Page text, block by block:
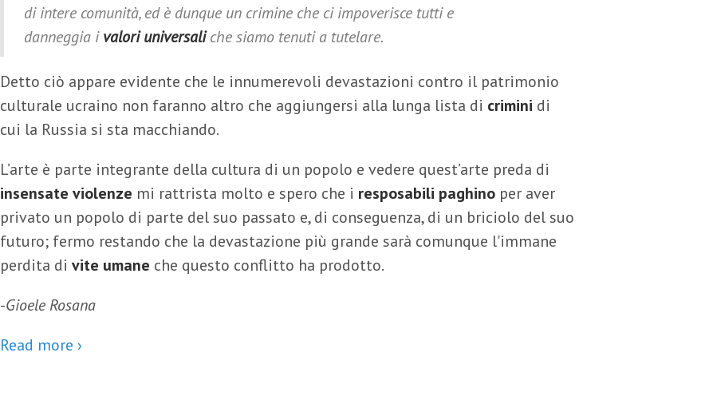
di intere comunità, ed è dunque un crimine che ci impoverisce tutti e
danneggia ivalori universaliche siamo tenuti a tutelare.
Detto ciò appare evidente che le innumerevoli devastazioni contro il patrimonio
culturale ucraino non faranno altro che aggiungersi alla lunga lista di crimini di
cui la Russia si sta macchiando.
L’arte è parte integrante della cultura di un popolo e vedere quest’arte preda di
insensate violenze mi rattrista molto e spero che i resposabili paghino per aver
privato un popolo di parte del suo passato e, di conseguenza, di un briciolo del suo
futuro; fermo restando che la devastazione più grande sarà comunque l'immane
perdita di vite umane che questo conflitto ha prodotto.
-Gioele Rosana
Read more ›